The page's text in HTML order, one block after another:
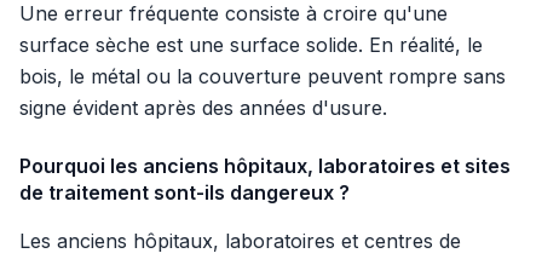
Une erreur fréquente consiste à croire qu'une
surface sèche est une surface solide. En réalité, le
bois, le métal ou la couverture peuvent rompre sans
signe évident après des années d'usure.
Pourquoi les anciens hôpitaux, laboratoires et sites
de traitement sont-ils dangereux ?
Les anciens hôpitaux, laboratoires et centres de